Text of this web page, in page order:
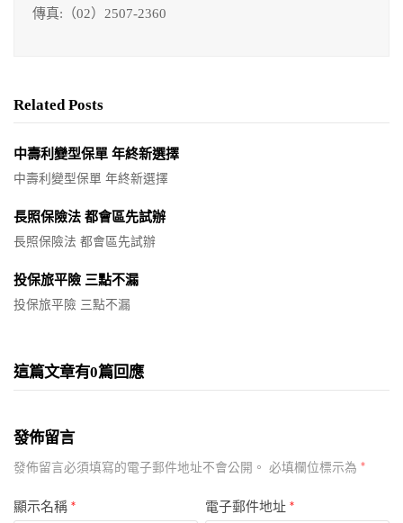
傳真:（02）2507-2360
Related Posts
中壽利變型保單 年終新選擇
中壽利變型保單 年終新選擇
長照保險法 都會區先試辦
長照保險法 都會區先試辦
投保旅平險 三點不漏
投保旅平險 三點不漏
這篇文章有0篇回應
發佈留言
發佈留言必須填寫的電子郵件地址不會公開。 必填欄位標示為 *
顯示名稱 * 電子郵件地址*